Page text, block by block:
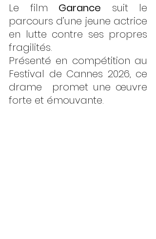
Le film Garance suit le
parcours d’une jeune actrice
en lutte contre ses propres
fragilités.
Présenté en compétition au
Festival de Cannes 2026, ce
drame  promet une œuvre
forte et émouvante.